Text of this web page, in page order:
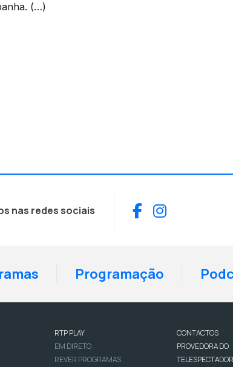
(…)
nas redes sociais Facebook
Instagram
Programação
RTP PLAY
EM DIRETO
REVER PROGRAMAS
CONTACTOS
PROVEDORA DO
TELESPECTADOR